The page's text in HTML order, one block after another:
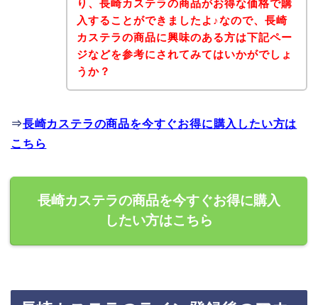
り、長崎カステラの商品がお得な価格で購
入することができましたよ♪なので、長崎
カステラの商品に興味のある方は下記ペー
ジなどを参考にされてみてはいかがでしょ
うか？
⇒長崎カステラの商品を今すぐお得に購入したい方は
こちら
長崎カステラの商品を今すぐお得に購入
したい方はこちら